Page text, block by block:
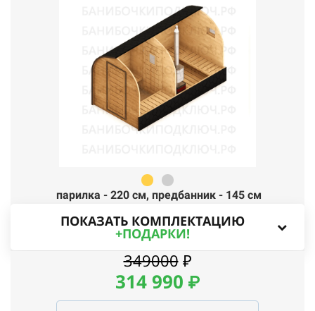
парилка - 220 см, предбанник - 145 см
ПОКАЗАТЬ КОМПЛЕКТАЦИЮ
+ПОДАРКИ!
349000 ₽
314990 ₽